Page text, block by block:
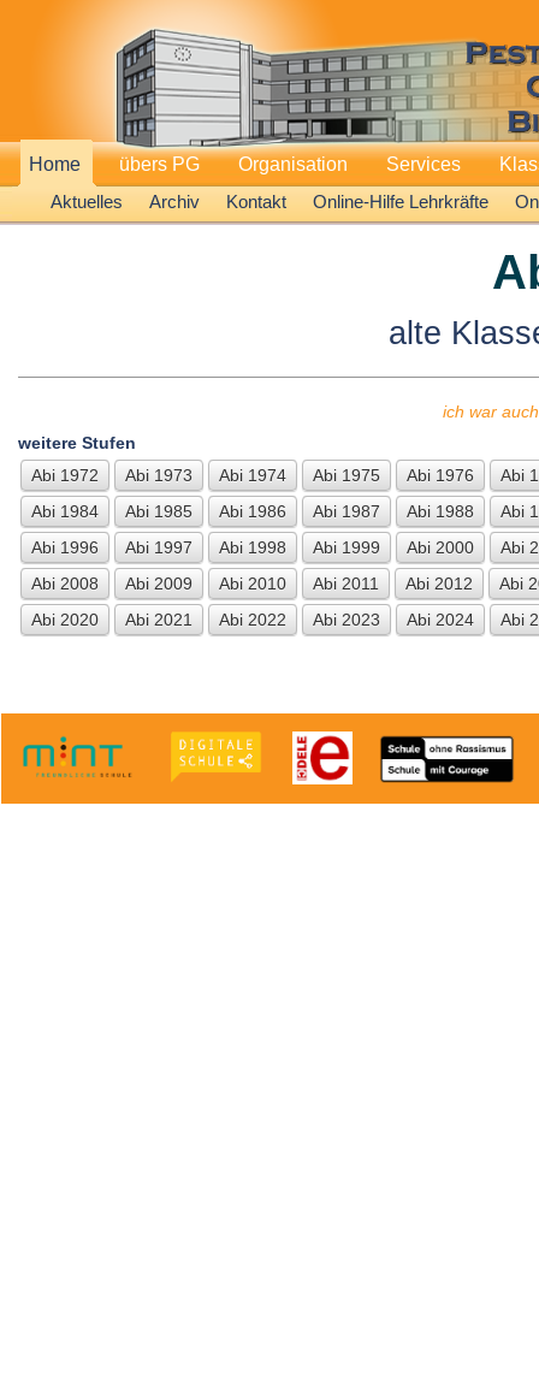
Home
Aktuelles
Archiv Kontakt Online-Hilfe Lehrkräfte
übers PG Organisation Services
alte
ich war
weitere Stufen
Abi 1972
Abi 1973 Abi 1974 Abi 1975 Abi 1976
Abi
Abi 1984
Abi 1985 Abi 1986 Abi 1987 Abi 1988
Abi
Abi 1996
Abi 1997 Abi 1998 Abi 1999 Abi 2000
Abi
Abi 2008
Abi 2009 Abi 2010 Abi 2011 Abi 2012
Abi
Abi 2020
Abi 2021 Abi 2022 Abi 2023 Abi 2024 Abi